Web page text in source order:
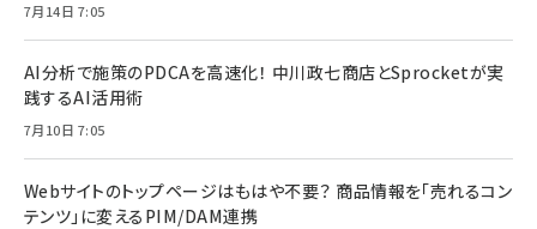
7月14日 7:05
AI分析で施策のPDCAを高速化！ 中川政七商店とSprocketが実
践するAI活用術
7月10日 7:05
Webサイトのトップページはもはや不要？ 商品情報を「売れるコン
テンツ」に変えるPIM/DAM連携